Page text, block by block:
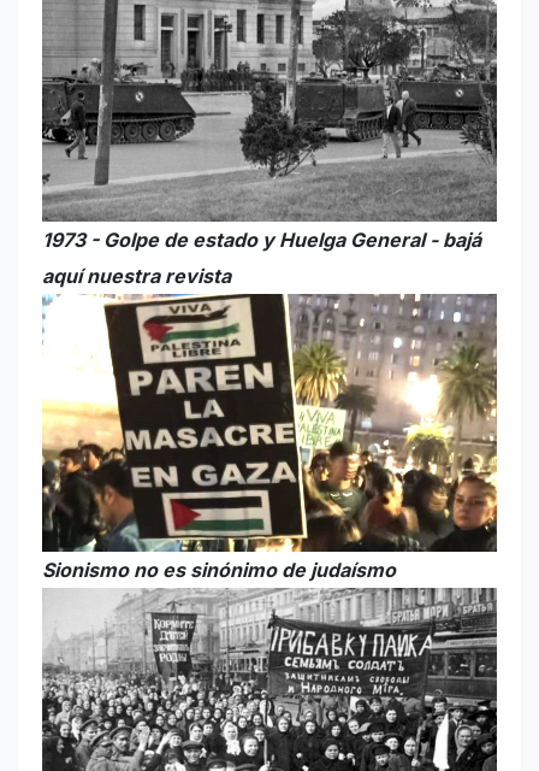
1973 - Golpe de estado y Huelga General - bajá
aquí nuestra revista
Sionismo no es sinónimo de judaísmo